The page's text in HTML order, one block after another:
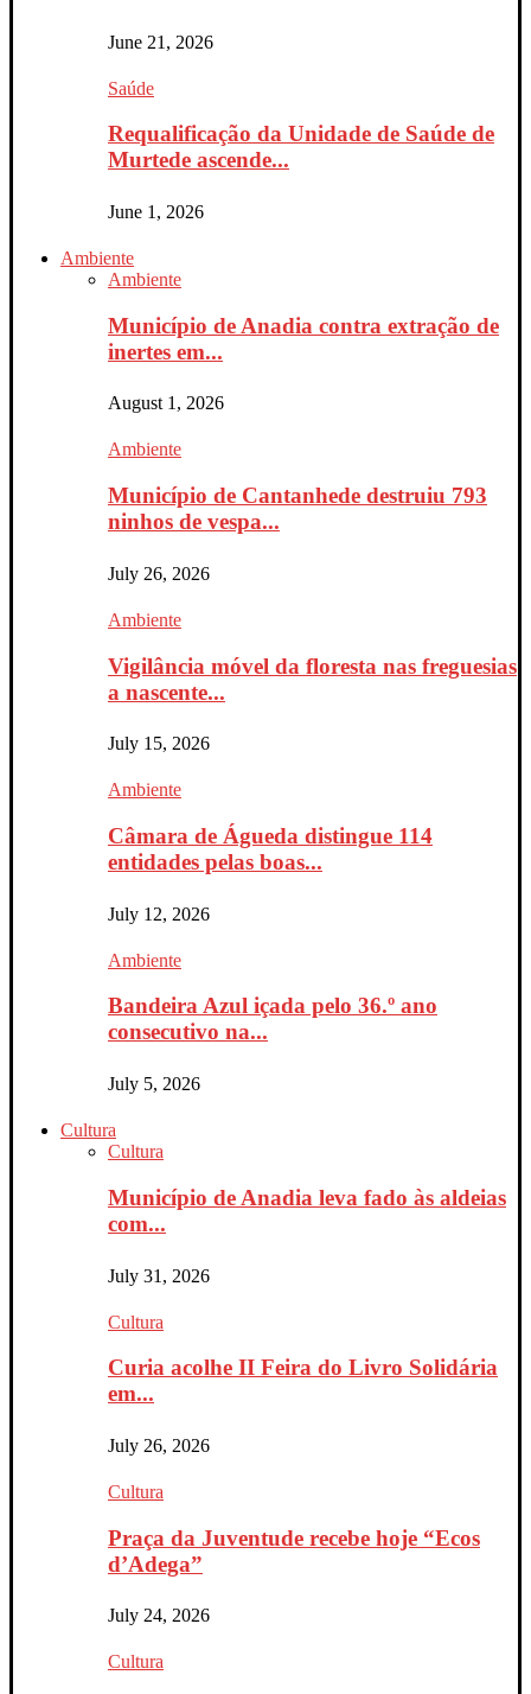
June 21, 2026
Saúde
Requalificação da Unidade de Saúde de
Murtede ascende...
June 1, 2026
Ambiente
Ambiente
Município de Anadia contra extração de
inertes em...
August 1, 2026
Ambiente
Município de Cantanhede destruiu 793
ninhos de vespa...
July 26, 2026
Ambiente
Vigilância móvel da floresta nas freguesias
a nascente...
July 15, 2026
Ambiente
Câmara de Águeda distingue 114
entidades pelas boas...
July 12, 2026
Ambiente
Bandeira Azul içada pelo 36.º ano
consecutivo na...
July 5, 2026
Cultura
Cultura
Município de Anadia leva fado às aldeias
com...
July 31, 2026
Cultura
Curia acolhe II Feira do Livro Solidária
em...
July 26, 2026
Cultura
Praça da Juventude recebe hoje “Ecos
d’Adega”
July 24, 2026
Cultura